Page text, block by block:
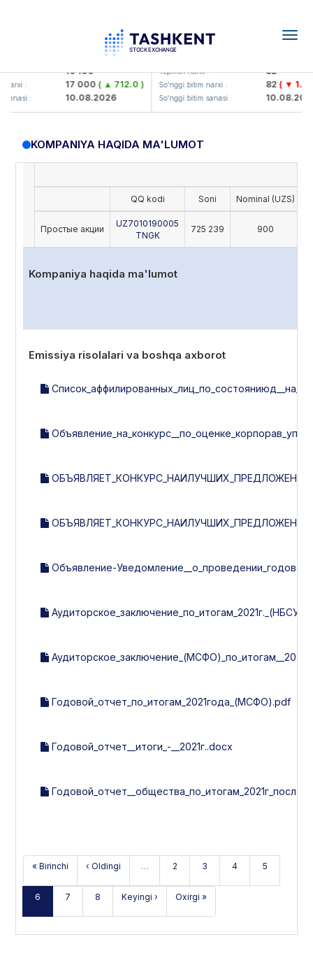
16 100
: 17 000( ▲ 712.0 )
: 10.08.2026
KFSK (<Kafolat sug'urta
Yopilish narxi : 82
So'nggi bitim narxi : 82( ▼ 1.91 )
So'nggi bitim sanasi : 10.08.2026
KOMPANIYA HAQIDA MA'LUMOT
QQ kodi Soni Nominal (UZS)
Простые акции
UZ7010190005
TNGK
725 239 900
Kompaniya haqida ma'lumot
Emissiya risolalari va boshqa axborot
Объявление-
Годовой_отчет_по_итогам_2021года_(МСФО).pdf
Годовой_отчет__итоги_-__2021г..docx
« Birinchi ‹ Oldingi … 2 3 4 5
6 7 8 Keyingi › Oxirgi »